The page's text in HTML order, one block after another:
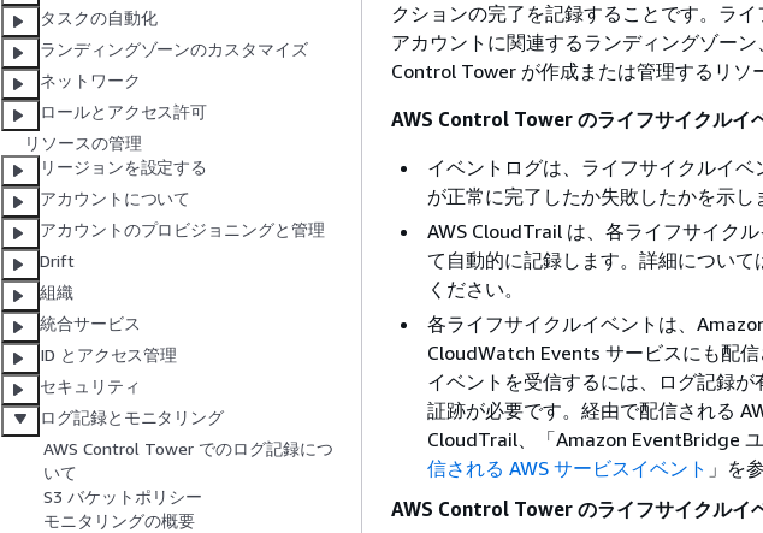
タスクの自動化
ランディングゾーンのカスタマイズ
ネットワーク
ロールとアクセス許可
リソースの管理
リージョンを設定する
アカウントについて
アカウントのプロビジョニングと管理
Drift
組織
統合サービス
ID とアクセス管理
セキュリティ
ログ記録とモニタリング
AWS Control Tower でのログ記録につ
いて
S3 バケットポリシー
モニタリングの概要
クションの完了を記録することです。 ライ
アカウントに関連するランディングゾー
Control Tower が作成または管理するリソ
AWS Control Tower のライフサイクルイ
イベントログは、ライフサイクルイ
が正常に完了したか失敗したかを示し
AWS CloudTrail は、各ライフサイク
て自動的に記録します。詳細について
ください。
各ライフサイクルイベントは、
CloudWatch Events サービスにも配信
イベントを受信するには、ログ記録
証跡が必要です。経由で配信される
CloudTrail、「Amazon EventBridge
信される AWS サービスイベント 」を
AWS Control Tower のライフサイクルイ